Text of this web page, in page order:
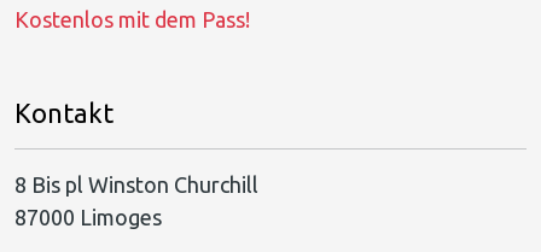
Kostenlos mit dem Pass!
Kontakt
8 Bis pl Winston Churchill
87000 Limoges